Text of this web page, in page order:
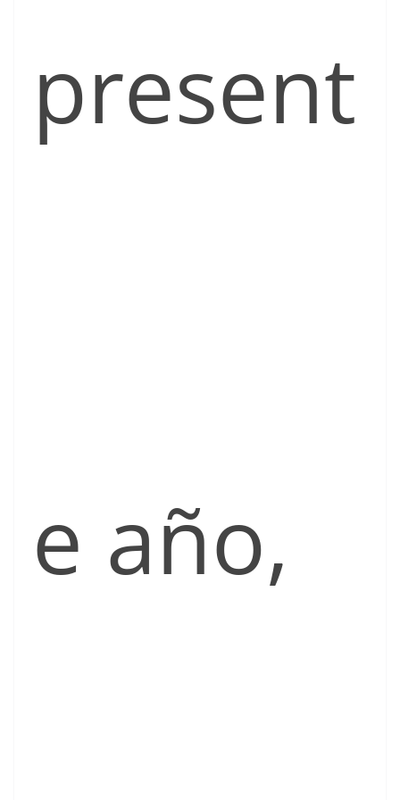
present
e año,